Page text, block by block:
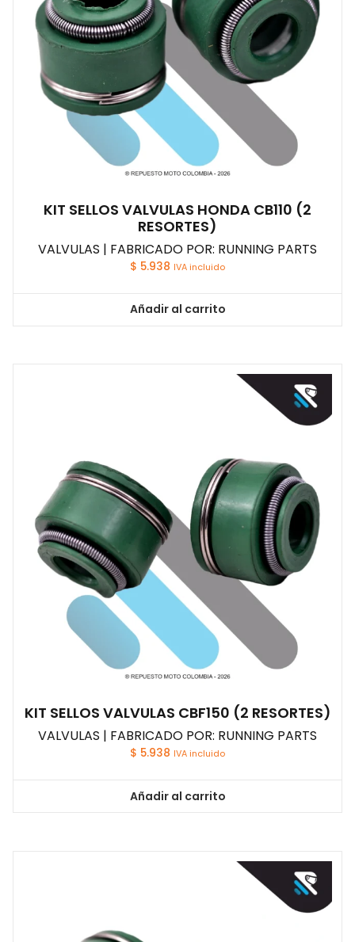
KIT SELLOS VALVULAS HONDA CB110 (2
RESORTES)
VALVULAS | FABRICADO POR: RUNNING PARTS
$ 5.938 IVA incluido
Añadir al carrito
KIT SELLOS VALVULAS CBF150 (2 RESORTES)
VALVULAS | FABRICADO POR: RUNNING PARTS
$ 5.938 IVA incluido
Añadir al carrito